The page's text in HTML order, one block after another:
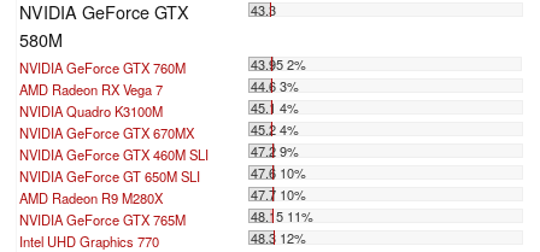
NVIDIA GeForce GTX
580M
43.3
NVIDIA GeForce GTX 760M
43.95 2%
AMD Radeon RX Vega 7
44.6 3%
NVIDIA Quadro K3100M
45.1 4%
NVIDIA GeForce GTX 670MX
45.2 4%
NVIDIA GeForce GTX 460M SLI
47.2 9%
NVIDIA GeForce GT 650M SLI
47.6 10%
AMD Radeon R9 M280X
47.7 10%
NVIDIA GeForce GTX 765M
48.15 11%
Intel UHD Graphics 770
48.3 12%